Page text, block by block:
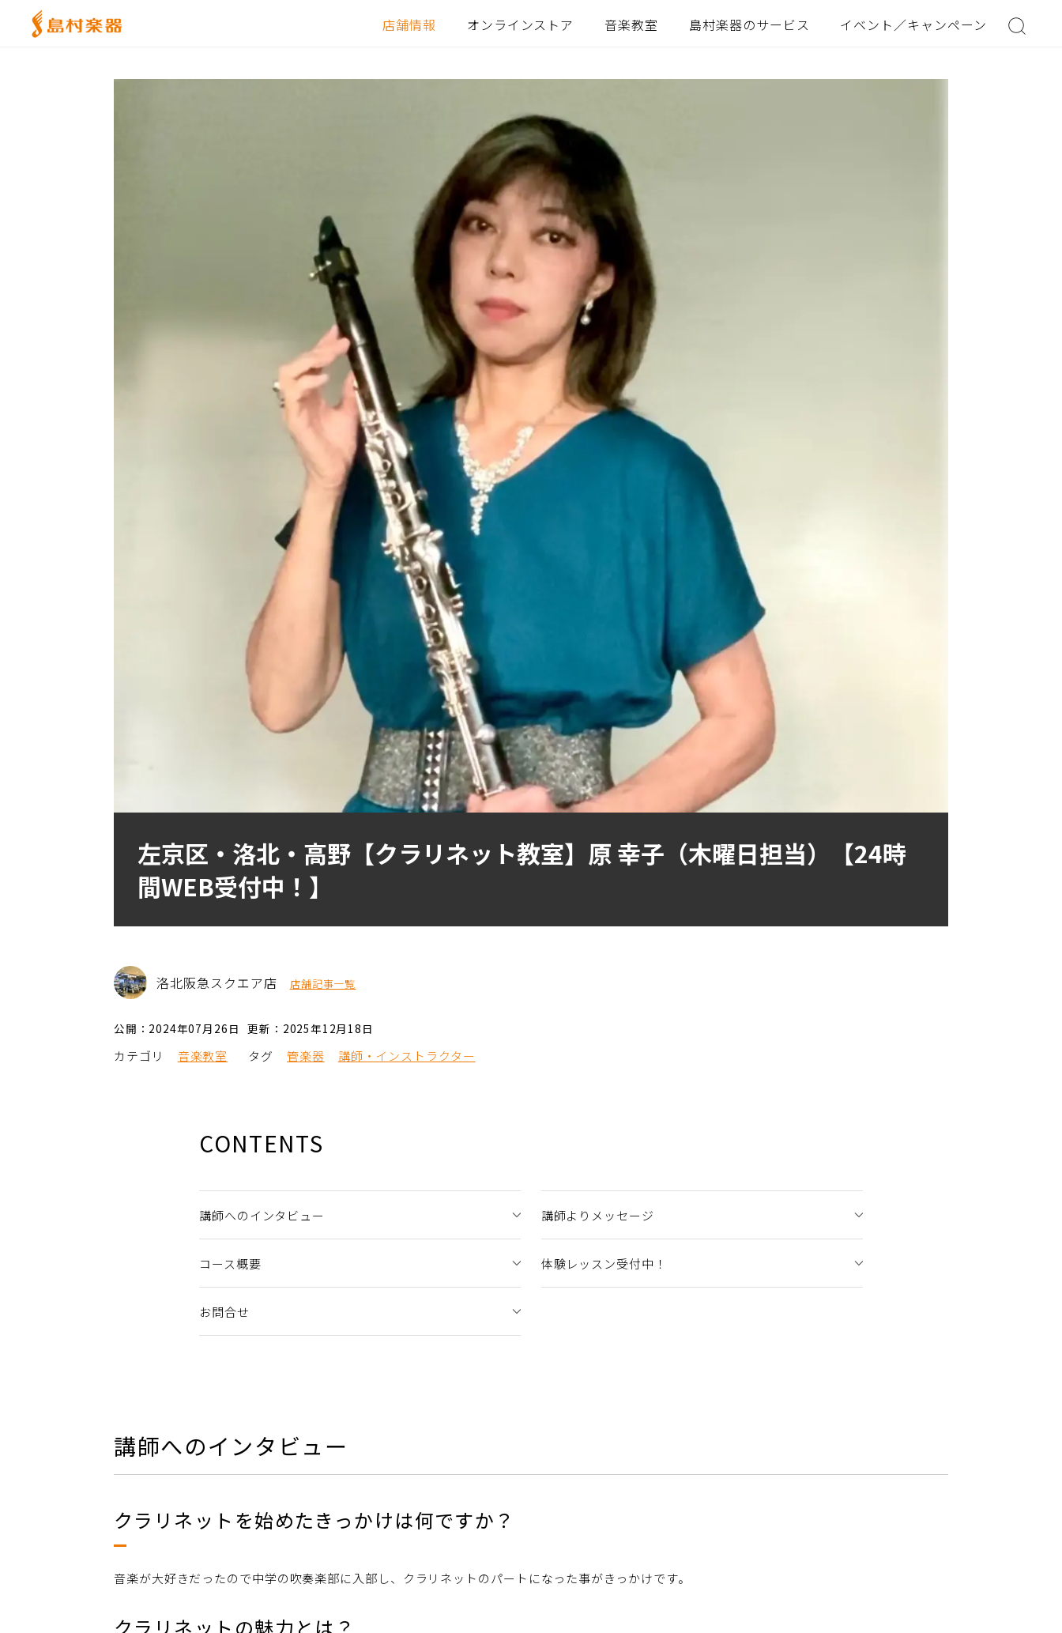
店舗情報 オンラインストア 音楽教室 島村楽器のサービス イベント／キャンペーン
左京区・洛北・高野【クラリネット教室】原 幸子（木曜日担当）【24時
間WEB受付中！】
洛北阪急スクエア店 店舗記事一覧
公開：2024年07月26日 更新：2025年12月18日
カテゴリ 音楽教室 タグ 管楽器 講師・インストラクター
CONTENTS
講師へのインタビュー 講師よりメッセージ
コース概要 体験レッスン受付中！
お問合せ
講師へのインタビュー
クラリネットを始めたきっかけは何ですか？
音楽が大好きだったので中学の吹奏楽部に入部し、クラリネットのパートになった事がきっかけです。
クラリネットの魅力とは？